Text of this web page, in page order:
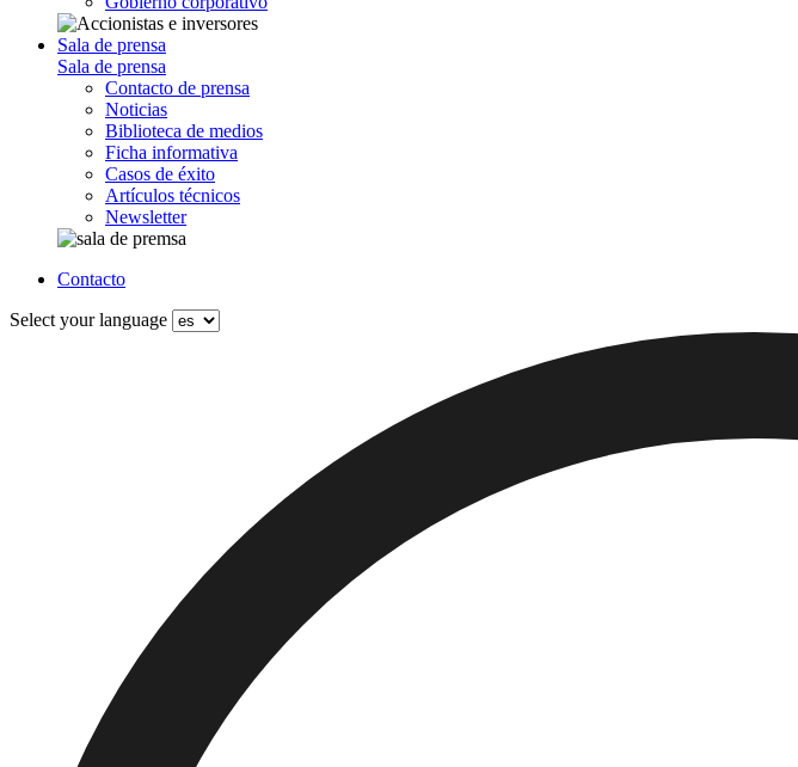
Sala de prensa
Sala de prensa
Contacto de prensa
Noticias
Biblioteca de medios
Ficha informativa
Casos de éxito
Artículos técnicos
Newsletter
Contacto
Select your language